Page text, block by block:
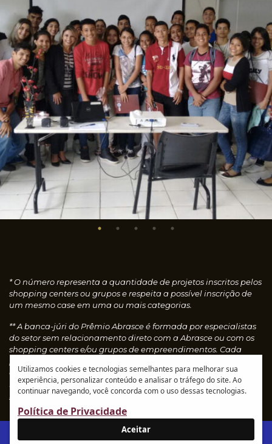
* O número representa a quantidade de projetos inscritos pelos
shopping centers ou grupos e respeita a possível inscrição de
um mesmo case em uma ou mais categorias.
** A banca-júri do Prêmio Abrasce é formada por especialistas
do setor sem relacionamento direto com a Abrasce ou com os
shopping centers e/ou grupos de empreendimentos. Cada
concedendo notas, que são calculadas automaticamente e
resultam nos vencedores de cada categoria.Leia o
regulamento
IR AO SITE ABRASCE
Utilizamos cookies e tecnologias semelhantes para melhorar sua
experiência, personalizar conteúdo e analisar o tráfego do site. Ao
continuar navegando, você concorda com o uso dessas tecnologias.
Política de Privacidade
Aceitar